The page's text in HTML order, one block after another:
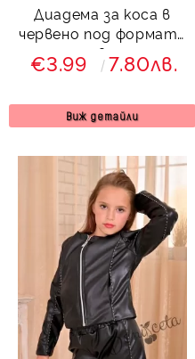
Диадема за коса в
червено под формата
на цвете
€3.99 7.80лв.
Виж детайли